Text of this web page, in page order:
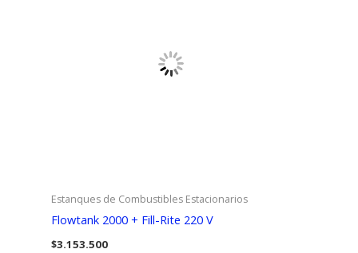
Estanques de Combustibles Estacionarios
Flowtank 2000 + Fill-Rite 220 V
$3.153.500